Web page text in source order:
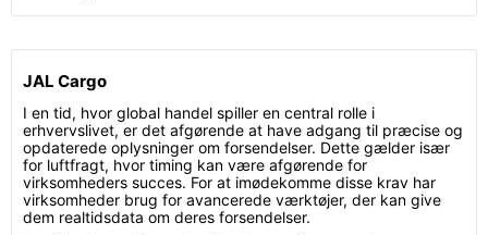
JAL Cargo
I en tid, hvor global handel spiller en central rolle i
erhvervslivet, er det afgørende at have adgang til præcise og
opdaterede oplysninger om forsendelser. Dette gælder især
for luftfragt, hvor timing kan være afgørende for
virksomheders succes. For at imødekomme disse krav har
virksomheder brug for avancerede værktøjer, der kan give
dem realtidsdata om deres forsendelser.